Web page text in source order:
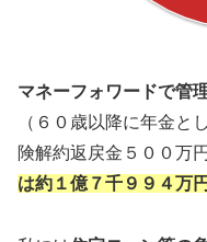
マネーフォワードで管
（６０歳以降に年金と
険解約返戻金５００万
は約１億７千９９４万円